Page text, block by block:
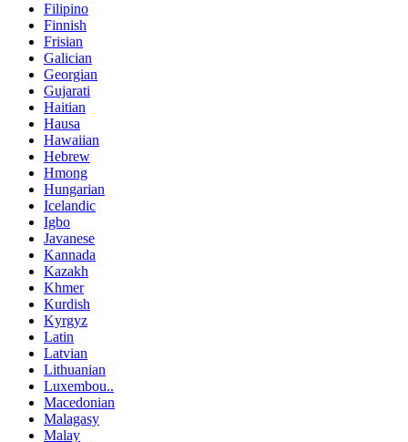
Filipino
Finnish
Frisian
Galician
Georgian
Gujarati
Haitian
Hausa
Hawaiian
Hebrew
Hmong
Hungarian
Icelandic
Igbo
Javanese
Kannada
Kazakh
Khmer
Kurdish
Kyrgyz
Latin
Latvian
Lithuanian
Luxembou..
Macedonian
Malagasy
Malay